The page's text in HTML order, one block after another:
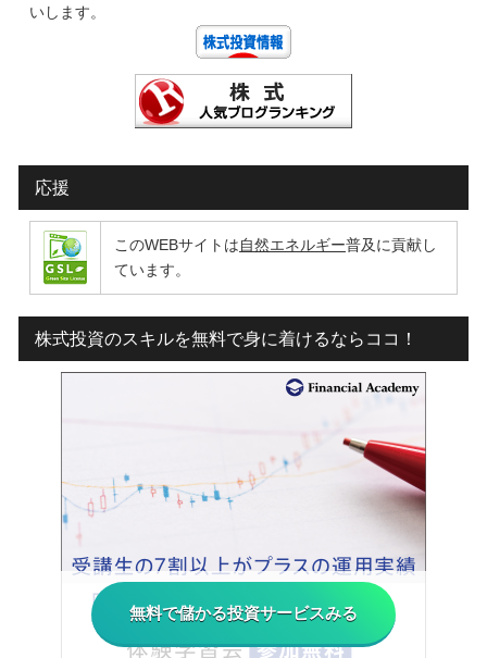
いします。
応援
このWEBサイトは 自然エネルギー普及に貢献し
ています。
株式投資のスキルを無料で身に着けるならココ！
無料で儲かる投資サービスみる